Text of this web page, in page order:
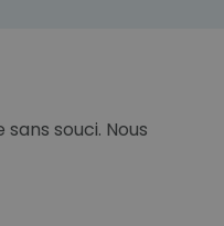
souci. Nous